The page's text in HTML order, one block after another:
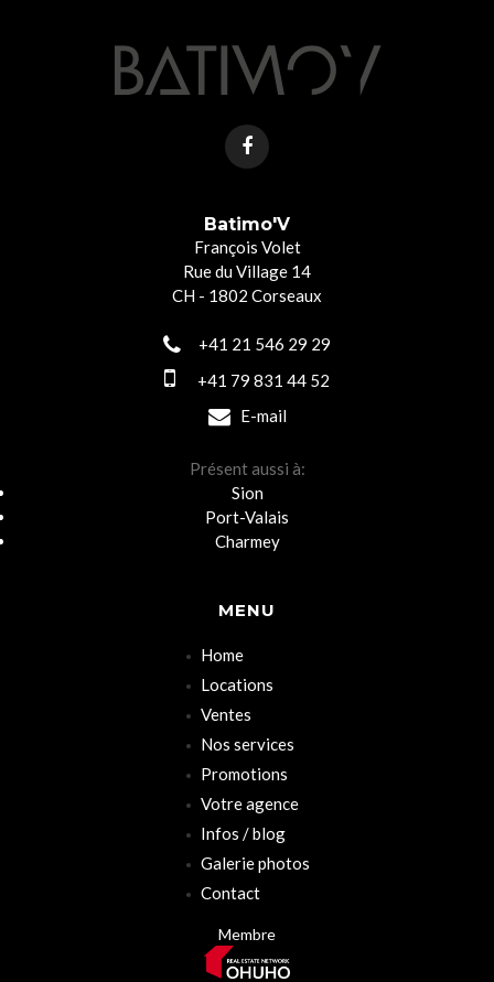
Membre
MENU
Home
Locations
Ventes
Nos services
Promotions
Votre agence
Infos / blog
Galerie photos
Contact
Batimo'V
François Volet
Rue du Village 14
CH - 1802 Corseaux
+41 21 546 29 29
+41 79 831 44 52
E-mail
Présent aussi à:
Sion
Port-Valais
Charmey